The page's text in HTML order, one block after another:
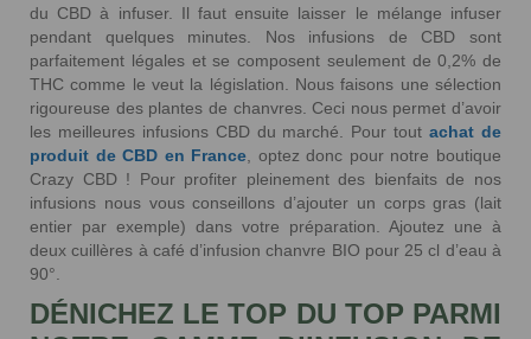
du CBD à infuser. Il faut ensuite laisser le mélange infuser
pendant quelques minutes. Nos infusions de CBD sont
parfaitement légales et se composent seulement de 0,2% de
THC comme le veut la législation. Nous faisons une sélection
rigoureuse des plantes de chanvres. Ceci nous permet d’avoir
les meilleures infusions CBD du marché. Pour toutachat de
produit de CBD en France , optez donc pour notre boutique
Crazy CBD ! Pour profiter pleinement des bienfaits de nos
infusions nous vous conseillons d’ajouter un corps gras (lait
entier par exemple) dans votre préparation. Ajoutez une à
deux cuillères à café d’infusion chanvre BIO pour 25 cl d’eau à
90°.
DÉNICHEZ LE TOP DU TOP PARMI